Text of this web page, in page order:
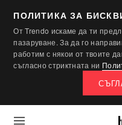
ПОЛИТИКА ЗА
От Trendo искаме да ти
пазаруване. За да го
работим с някои от твоите
съгласно стриктната ни